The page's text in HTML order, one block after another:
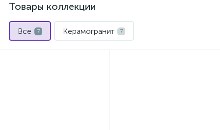
Товары коллекции
Все 7 Керамогранит 7